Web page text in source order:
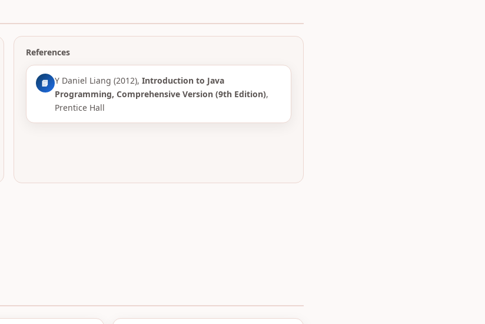
References
📘 Y Daniel Liang (2012), Introduction to Java
Programming, Comprehensive Version (9th Edition),
Prentice Hall